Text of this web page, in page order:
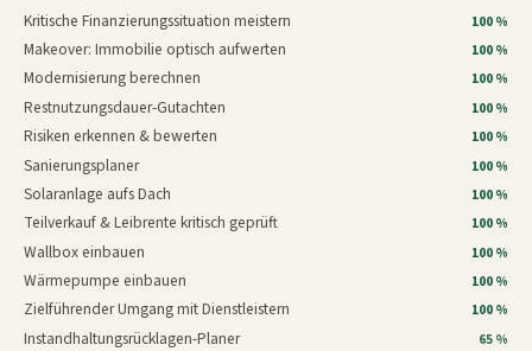
Kritische Finanzierungssituation meistern 100 %
Makeover: Immobilie optisch aufwerten 100 %
Modernisierung berechnen 100 %
Restnutzungsdauer-Gutachten 100 %
Risiken erkennen & bewerten 100 %
Sanierungsplaner 100 %
Solaranlage aufs Dach 100 %
Teilverkauf & Leibrente kritisch geprüft 100 %
Wallbox einbauen 100 %
Wärmepumpe einbauen 100 %
Zielführender Umgang mit Dienstleistern 100 %
Instandhaltungsrücklagen-Planer 65 %